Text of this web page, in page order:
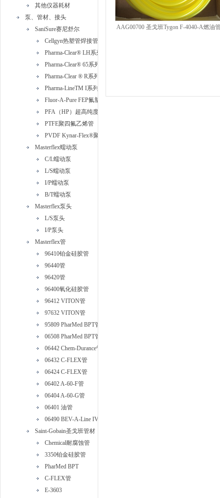
其他仪器耗材
泵、管材、接头
SaniSure赛尼舒尔
Cellgyn热塑管焊接管
Pharma-Clear® LH系列铂金硅胶管
Pharma-Clear® 65系列铂金硅胶管
Pharma-LineTM I系列热塑性硫化橡胶(TPV)管
Fluor-A-Pure FEP氟塑料管
PFA（HP）超高纯度PFA管
PTFE聚四氟乙烯管
PVDF Kynar-Flex®聚偏二氟乙烯管
Masterflex蠕动泵
C/L蠕动泵
L/S蠕动泵
I/P蠕动泵
B/T蠕动泵
Masterflex泵头
L/S泵头
I/P泵头
Masterflex管
96410铂金硅胶管
96440管
96420管
96400氧化硅胶管
96412 VITON管
97632 VITON管
95809 PharMed BPT管
06508 PharMed BPT管
06442 Chem-Durance管
06432 C-FLEX管
06424 C-FLEX管
06402 A-60-F管
06404 A-60-G管
06401 油管
06490 BEV-A-Line IV管
Saint-Gobain圣戈班管材
Chemical耐腐蚀管
3350铂金硅胶管
PharMed BPT
C-FLEX管
E-3603
AAG00700 圣戈班Tygon F-4040-A燃油